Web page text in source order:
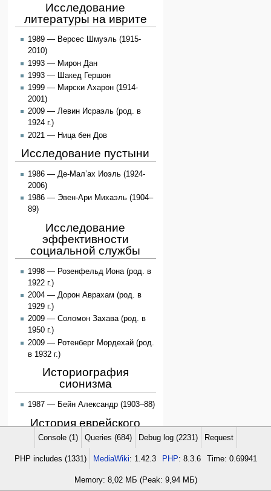
Исследование
литературы на иврите
1989 — Версес Шмуэль (1915-
2010)
1993 — Мирон Дан
1993 — Шакед Гершон
1999 — Мирски Ахарон (1914-
2001)
2009 — Левин Исраэль (род. в
1924 г.)
2021 — Ница бен Дов
Исследование пустыни
1986 — Де-Мал’ах Иоэль (1924-
2006)
1986 — Эвен-Ари Михаэль (1904–
89)
Исследование
эффективности
социальной службы
1998 — Розенфельд Иона (род. в
1922 г.)
2004 — Дорон Аврахам (род. в
1929 г.)
2009 — Соломон Захава (род. в
1950 г.)
2009 — Ротенберг Мордехай (род.
в 1932 г.)
Историография
сионизма
1987 — Бейн Александр (1903–88)
История еврейского
народа
1977 — Малер Рафаэль
1980 — Кац Я‘аков
Console (1) Queries (684) Debug log (2231) Request
PHP includes (1331) MediaWiki: 1.42.3 PHP: 8.3.6 Time: 0.69941
Memory: 8,02 МБ (Peak: 9,94 МБ)